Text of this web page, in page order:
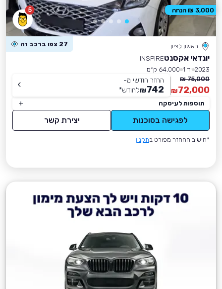
5
ראשון לציון 27 צפו ברכב זה
יונדאי אקסנטINSPIRE
2023 יד 1
64,000 ק״מ
75,000 ₪
72,000
₪
החזר חודשי מ-
742
₪לחודש*
תוספות לעיסקה
לפגישה בסוכנות יצירת קשר
*חישוב ההחזר מפורט בתקנון
3,000 ₪ הנחה